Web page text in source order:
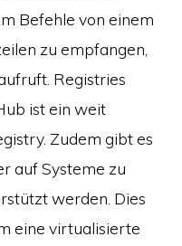
Befehle von einem
zu empfangen,
Registries
ist ein weit
Zudem gibt es
auf Systeme zu
werden. Dies
eine virtualisierte